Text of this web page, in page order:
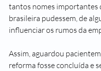
tantos nomes importantes
brasileira pudessem, de
influenciar os rumos da
Assim, aguardou
reforma fosse concluída e